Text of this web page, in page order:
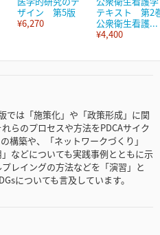
ザイン 第5版
¥6,270
テキスト 第2
公衆衛生看護...
¥4,400
では「施策化」や「政策形成」に関
らのプロセスや方法をPDCAサイク
構築や、「ネットワークづくり」
などについても実践事例とともに示
レイングの方法などを「演習」と
についても言及しています。